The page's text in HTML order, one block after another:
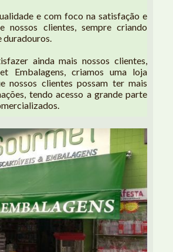
e com foco na satisfação e
nossos clientes, sempre criando
duradouros.
ainda mais nossos clientes,
Embalagens, criamos uma loja
nossos clientes possam ter mais
tendo acesso a grande parte